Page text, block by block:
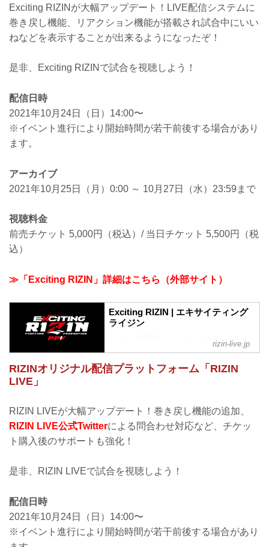
Exciting RIZINが大幅アップデート！LIVE配信システムに
巻き戻し機能、リアクション機能が搭載され試合中にいい
ねなどを表示することが出来るようになったぞ！
是非、Exciting RIZINで試合を視聴しよう！
配信日時
2021年10月24日（日）14:00〜
※イベント進行により開始時間が若干前後する場合があり
ます。
アーカイブ
2021年10月25日（月）0:00 ～ 10月27日（水）23:59まで
視聴料金
前売チケット 5,000円（税込）/ 当日チケット 5,500円（税
込）
≫「Exciting RIZIN」詳細はこちら（外部サイト）
Exciting RIZIN | エキサイティング
ライジン
Exciting RIZIN （エキサイティングライ
ジン）の公式ウェブサイトです。会場の
臨場感そのままに、Exciting RIZINのチケ
ットを購入してインターネット上で試合
投げ銭を行えるなど、会場にいるかのよ
うにLIVE配信を楽しむことができます。
rizin-live.jp
RIZINオリジナル配信プラットフォーム「RIZIN
LIVE」
RIZIN LIVEが大幅アップデート！巻き戻し機能の追加、
RIZIN LIVE公式Twitterによる問合わせ対応など、チケッ
ト購入後のサポートも強化！
是非、RIZIN LIVEで試合を視聴しよう！
配信日時
2021年10月24日（日）14:00〜
※イベント進行により開始時間が若干前後する場合があり